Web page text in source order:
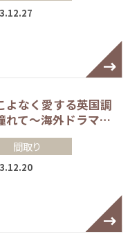
なく愛する英国調
れて～海外ドラマ…
間取り